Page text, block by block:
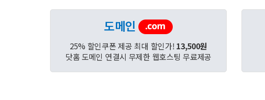
도메인
25% 할인쿠폰 제공 최대 할인가! 13,500원
닷홈 도메인 연결시 무제한 웹호스팅 무료제공